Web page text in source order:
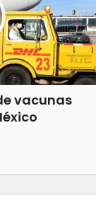
vacunas